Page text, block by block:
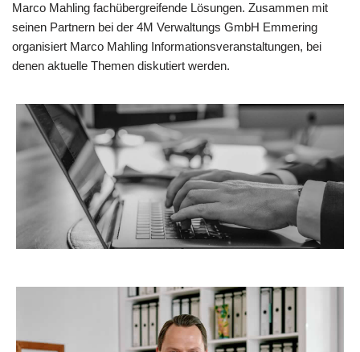
Marco Mahling fachübergreifende Lösungen. Zusammen mit
seinen Partnern bei der 4M Verwaltungs GmbH Emmering
organisiert Marco Mahling Informationsveranstaltungen, bei
denen aktuelle Themen diskutiert werden.